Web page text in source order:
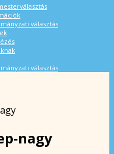
választás
választás
nagy